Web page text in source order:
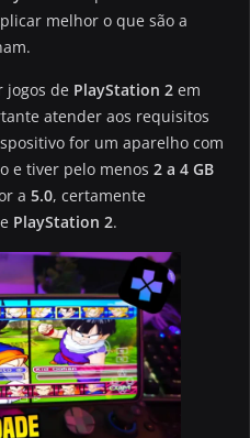
melhor o que são a
jogos de PlayStation 2 em
atender aos requisitos
for um aparelho com
e tiver pelo menos 2 a 4 GB
a 5.0, certamente
PlayStation 2.